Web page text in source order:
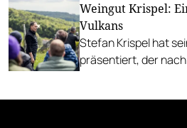
Weingut Krispel:
Vulkans
Stefan Krispel hat
präsentiert, der nach